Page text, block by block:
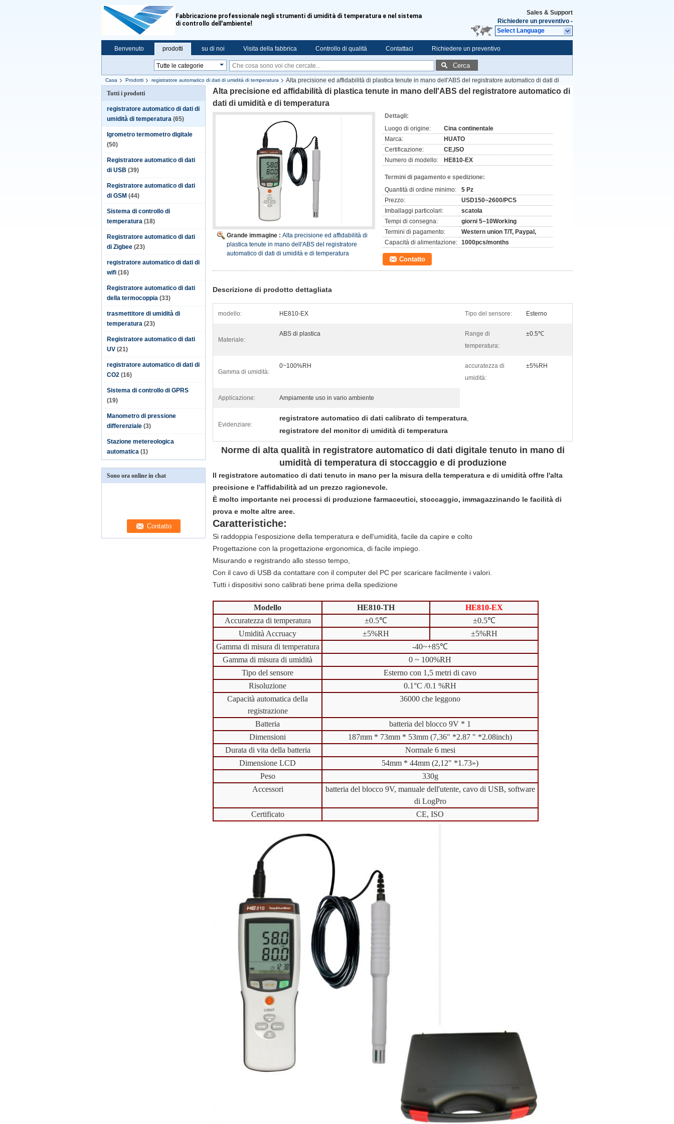
Fabbricazione professionale negli strumenti di umidità di temperatura e nel sistema
di controllo dell'ambiente!
Sales & Support
Richiedere un preventivo -
Select Language
Benvenuto prodotti su di noi Visita della fabbrica Controllo di qualità Contattaci Richiedere un preventivo
Cerca
Casa Prodotti registratore automatico di dati di umidità di temperatura
Alta precisione ed affidabilità di plastica tenute in mano dell'ABS del registratore automatico di dati di
umidità e di temperatura
Tutti i prodotti
registratore automatico di dati di
umidità di temperatura (65)
Igrometro termometro digitale
(50)
Registratore automatico di dati
di USB (39)
Registratore automatico di dati
di GSM (44)
Sistema di controllo di
temperatura (18)
Registratore automatico di dati
di Zigbee (23)
registratore automatico di dati di
wifi (16)
Registratore automatico di dati
della termocoppia (33)
trasmettitore di umidità di
temperatura (23)
Registratore automatico di dati
UV (21)
registratore automatico di dati di
CO2 (16)
Sistema di controllo di GPRS
(19)
Manometro di pressione
differenziale (3)
Stazione metereologica
automatica (1)
Sono ora online in chat
Alta precisione ed affidabilità di plastica tenute in mano dell'ABS del registratore automatico di
dati di umidità e di temperatura
Grande immagine : Alta precisione ed affidabilità di
plastica tenute in mano dell'ABS del registratore
automatico di dati di umidità e di temperatura
Dettagli:
Luogo di origine:
Cina continentale
Marca:
HUATO
Certificazione:
CE,ISO
Numero di modello:
HE810-EX
Termini di pagamento e spedizione:
Quantità di ordine minimo:
5 Pz
Prezzo:
USD150~2600/PCS
Imballaggi particolari:
scatola
Tempi di consegna:
giorni 5~10Working
Termini di pagamento:
Western union T/T, Paypal,
Capacità di alimentazione: 1000pcs/months
Contatto
Descrizione di prodotto dettagliata
modello: HE810-EX Tipo del sensore: Esterno
Materiale:
ABS di plastica
Range di
temperatura:
±0.5℃
Gamma di umidità:
0~100%RH
accuratezza di
umidità:
±5%RH
Applicazione: Ampiamente uso in vario ambiente
Evidenziare:
registratore automatico di dati calibrato di temperatura,
registratore del monitor di umidità di temperatura
Norme di alta qualità in registratore automatico di dati digitale tenuto in mano di
umidità di temperatura di stoccaggio e di produzione
Il registratore automatico di dati tenuto in mano per la misura della temperatura e di umidità offre l'alta
precisione e l'affidabilità ad un prezzo ragionevole.
È molto importante nei processi di produzione farmaceutici, stoccaggio, immagazzinando le facilità di
prova e molte altre aree.
Caratteristiche:
Si raddoppia l'esposizione della temperatura e dell'umidità, facile da capire e colto
Progettazione con la progettazione ergonomica, di facile impiego.
Misurando e registrando allo stesso tempo,
Con il cavo di USB da contattare con il computer del PC per scaricare facilmente i valori.
Tutti i dispositivi sono calibrati bene prima della spedizione
Modello HE810-TH
HE810-EX
Accuratezza di temperatura
±0.5℃
±0.5℃
Umidità Accruacy
±5%RH
±5%RH
Gamma di misura di temperatura
-40~+85℃
Gamma di misura di umidità
0 ~ 100%RH
Tipo del sensore
Esterno con 1,5 metri di cavo
Risoluzione
0.1°C /0.1 %RH
Capacità automatica della
registrazione
36000 che leggono
Batteria
batteria del blocco 9V * 1
Dimensioni
187mm * 73mm * 53mm (7,36" *2.87 " *2.08inch)
Durata di vita della batteria
Normale 6 mesi
Dimensione LCD
54mm * 44mm (2,12" *1.73»)
Peso
330g
Accessori
batteria del blocco 9V, manuale dell'utente, cavo di USB, software
di LogPro
Certificato
CE, ISO